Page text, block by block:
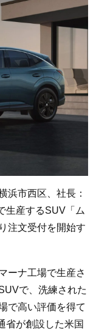
浜市西区、社長：
生産するSUV「ム
注文受付を開始す
ーナ工場で生産さ
で、洗練された
で高い評価を得て
省が創設した米国